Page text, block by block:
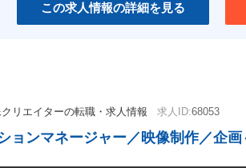
この求人情報の詳細を見る
リエイターの転職・求人情報 求人ID:68053
ョンマネージャー／映像制作／企画